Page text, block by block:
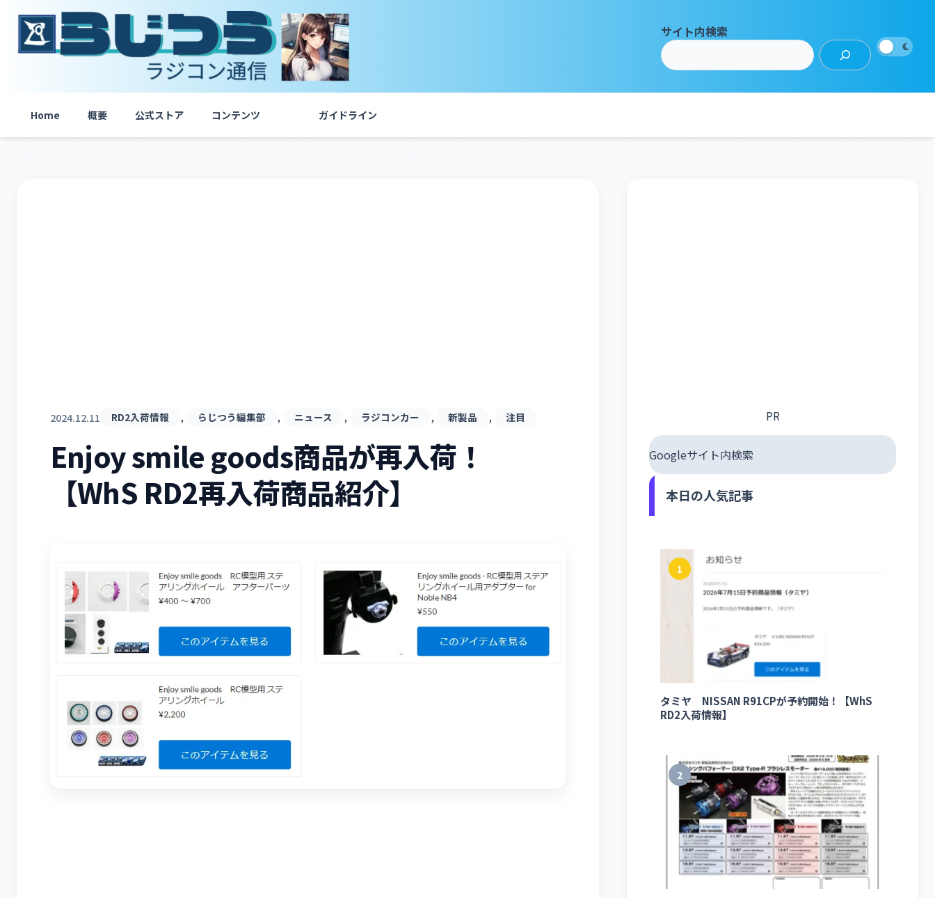
サイト内検索
Home 概要 公式ストア コンテンツ ガイドライン
2024.12.11 RD2入荷情報 , らじつう編集部 , ニュース , ラジコンカー , 新製品 , 注目
Enjoy smile goods商品が再入荷！
【WhS RD2再入荷商品紹介】
PR
Googleサイト内検索
本日の人気記事
1
タミヤ NISSAN R91CPが予約開始！【WhS
RD2入荷情報】
2